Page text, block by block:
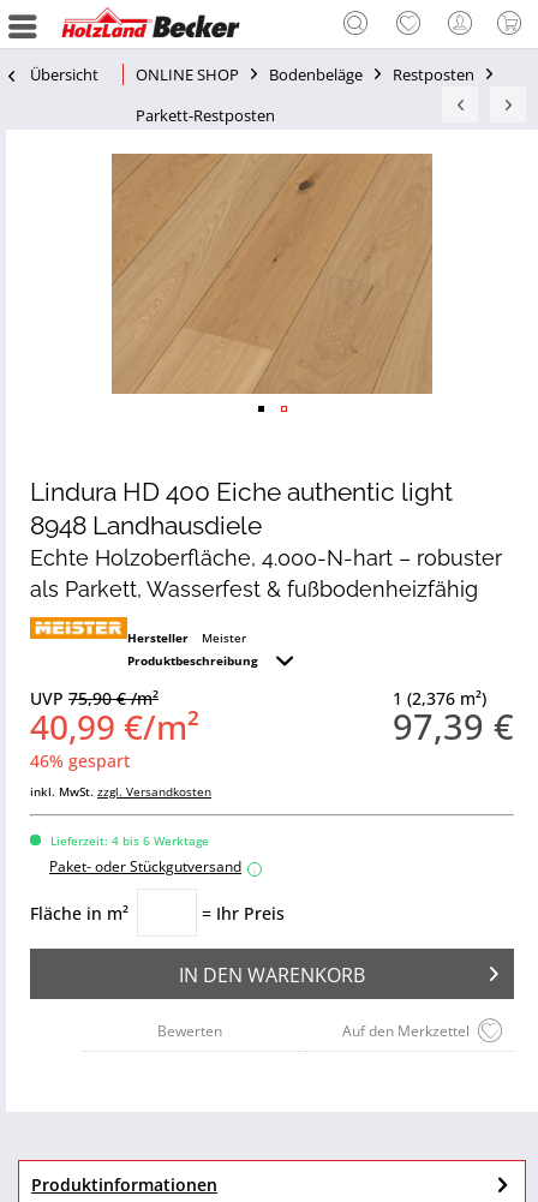
Übersicht ONLINE SHOP Bodenbeläge
Restposten
Parkett-Restposten
Lindura HD 400 Eiche authentic light
8948 Landhausdiele
Echte Holzoberfläche, 4.000-N-hart – robuster
als Parkett, Wasserfest & fußbodenheizfähig
Hersteller
Meister
Produktbeschreibung
1 (2,376 m²)
97,39 €
UVP 75,90 € /m²
40,99 €/m²
46% gespart
inkl. MwSt. zzgl. Versandkosten
Lieferzeit: 4 bis 6 Werktage
Paket- oder Stückgutversand i
Fläche in m² = Ihr Preis
IN DEN WARENKORB
Auf den Merkzettel
Bewerten
Produktinformationen